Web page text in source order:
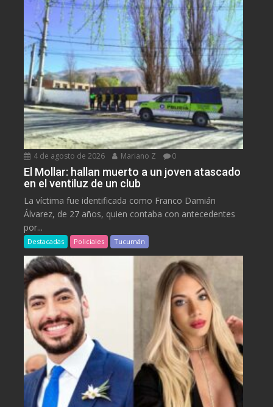
4 de agosto de 2026 Mariano Z 0
El Mollar: hallan muerto a un joven atascado
en el ventiluz de un club
La víctima fue identificada como Franco Damián
Álvarez, de 27 años, quien contaba con antecedentes
por...
Destacadas Policiales Tucumán